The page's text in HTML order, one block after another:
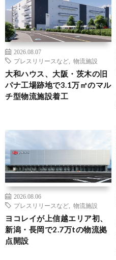
2026.08.07
プレスリリースなど
物流施設
大和ハウス、大阪・茨木の旧
パナ工場跡地で3.1万㎡のマル
チ型物流施設着工
2026.08.06
プレスリリースなど
物流施設
ヨコレイが上信越エリア初、
新潟・長岡で2.7万tの物流拠
点開設